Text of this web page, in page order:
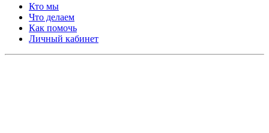
Кто мы
Что делаем
Как помочь
Личный кабинет